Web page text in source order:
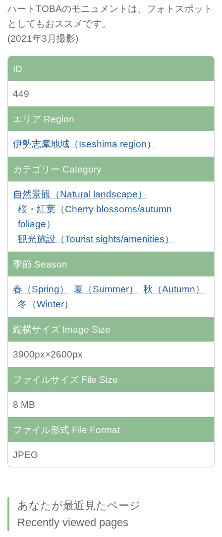
ハートTOBAのモニュメントは、フォトスポット
としてもおススメです。
(2021年3月撮影)
ID
449
エリア Region
伊勢志摩地域（Iseshima region）
カテゴリー Category
自然景観（Natural landscape）
桜・紅葉（Cherry blossoms/autumn
foliage）
観光施設（Tourist sights/amenities）
季節 Season
春（Spring） 夏（Summer）
秋（Autumn）
冬（Winter）
縦横サイズ Image Size
3900px×2600px
ファイルサイズ File Size
8 MB
ファイル形式 File Format
JPEG
あなたが最近見たページ
Recently viewed pages